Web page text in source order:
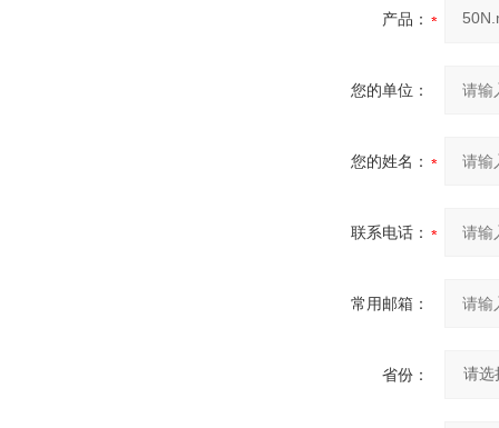
产品：
您的单位：
您的姓名：
联系电话：
常用邮箱：
省份：